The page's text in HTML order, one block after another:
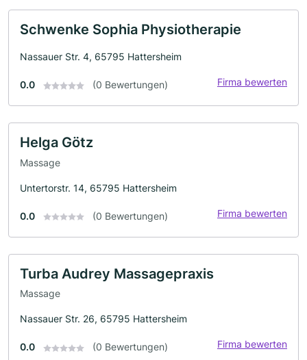
Schwenke Sophia Physiotherapie
Nassauer Str. 4, 65795 Hattersheim
0.0 (0 Bewertungen) Firma bewerten
Helga Götz
Massage
Untertorstr. 14, 65795 Hattersheim
0.0 (0 Bewertungen) Firma bewerten
Turba Audrey Massagepraxis
Massage
Nassauer Str. 26, 65795 Hattersheim
0.0 (0 Bewertungen) Firma bewerten